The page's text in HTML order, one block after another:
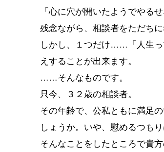
「心に穴が開いたようでやる
残念ながら、相談者をただち
しかし、１つだけ……「人生っ
えすることが出来ます。
……そんなものです。
只今、３２歳の相談者。
その年齢で、公私ともに満足
しょうか。いや、慰めるつも
そんなことをしたところで貴